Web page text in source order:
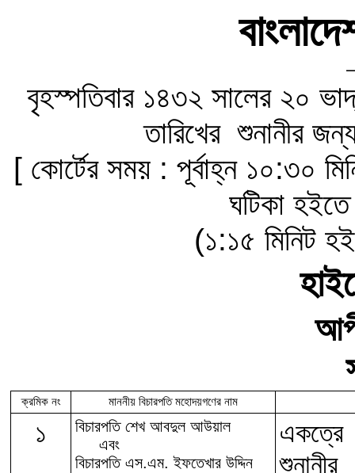
বৃহস্পতিবার ১৪৩২ সালের ২০
তারিখের শুনানীর
[ কোর্টের সময় : পূর্বাহ্ন ১০:৩০
ঘটিকা
(১:১৫ মিনিট
ক্রমিক নং মাননীয় বিচারপতি মহোদয়গণের নাম
১
বিচারপতি শেখ আবদুল আউয়াল
এবং
বিচারপতি এস.এম. ইফতেখার উদ্দিন
একত্রে